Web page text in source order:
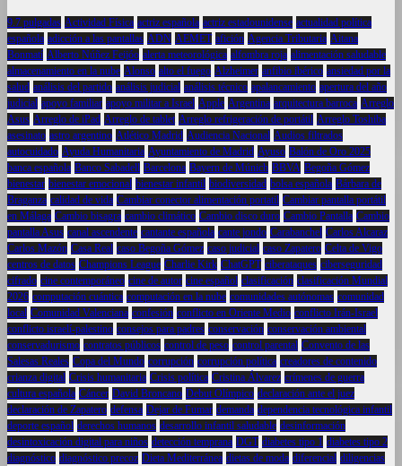
9.7 pulgadas Actividad Física actriz española actriz estadounidense actualidad política
española adicción a las pantallas ADN AEMET afición Agencia Tributaria Aitana
Bonmatí Alberto Núñez Feijóo alerta meteorológica alfombra roja alimentación saludable
almacenamiento en la nube Alonso alto el fuego Alzheimer anfibio ibérico ansiedad por la
salud análisis del partido análisis judicial análisis técnico apalancamiento apertura del año
judicial apoyo familiar apoyo militar a Israel Apple Argentina arquitectura barroca Arreglo
Asus Arreglo de iPad Arreglo de tablet Arreglo refrigeración de portátil Arreglo Toshiba
asesinato astro argentino Atlético Madrid Audiencia Nacional Audios filtrados
autocuidado Ayuda Humanitaria Ayuntamiento de Madrid Ayuso Balón de Oro 2025
banca española Banco Sabadell Barcelona Bayern de Múnich BBVA Begoña Gómez
bienestar bienestar emocional bienestar infantil biodiversidad bolsa española Bárbara de
Braganza calidad de vida Cambiar conector alimentación portatil Cambiar pantalla portátil
en Málaga Cambio bisagra cambio climático Cambio disco duro Cambio Pantalla Cambio
pantalla Asus canal ascendente cantante española cante jondo Carabanchel Carlos Alcaraz
Carlos Mazón Casa Real caso Begoña Gómez caso judicial caso Zapatero Celta de Vigo
centros de datos Champions League Charlie Kirk ChatGPT ciberataques ciberseguridad
cifrado cine contemporáneo cine de autor cine español clasificación clasificación Mundial
2026 computación cuántica computación en la nube comunidades autónomas comunidad
local Comunidad Valenciana confesión conflicto en Oriente Medio conflicto Irán-Israel
conflicto israelí-palestino consejos para padres conservación conservación ambiental
conservadurismo contratos públicos control de peso control parental Convento de las
Salesas Reales Copa del Mundo corrupción corrupción política creadores de contenido
crianza digital Crisis humanitaria Crisis política Cristina Álvarez crímenes de guerra
cultura española Cáncer David Broncano Debut Olímpico declaración ante el juez
declaración de Zapatero defensa Dejar de Fumar demanda dependencia tecnológica infantil
deporte español derechos humanos desarrollo infantil saludable desinformación
desintoxicación digital para niños detección temprana DGT diabetes tipo 1 diabetes tipo 2
diagnóstico diagnóstico precoz Dieta Mediterránea dietas de moda diferencial diligencias